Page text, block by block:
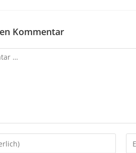
Kommentar